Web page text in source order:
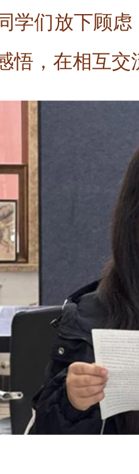
学们放下顾
悟，在相互